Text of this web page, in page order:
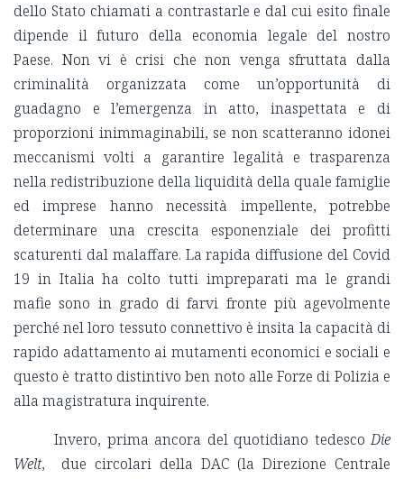
dello Stato chiamati a contrastarle e dal cui esito finale
dipende il futuro della economia legale del nostro
Paese. Non vi è crisi che non venga sfruttata dalla
criminalità organizzata come un’opportunità di
guadagno e l’emergenza in atto, inaspettata e di
proporzioni inimmaginabili, se non scatteranno idonei
meccanismi volti a garantire legalità e trasparenza
nella redistribuzione della liquidità della quale famiglie
ed imprese hanno necessità impellente, potrebbe
determinare una crescita esponenziale dei profitti
scaturenti dal malaffare. La rapida diffusione del Covid
19 in Italia ha colto tutti impreparati ma le grandi
mafie sono in grado di farvi fronte più agevolmente
perché nel loro tessuto connettivo è insita la capacità di
rapido adattamento ai mutamenti economici e sociali e
questo è tratto distintivo ben noto alle Forze di Polizia e
alla magistratura inquirente.
Invero, prima ancora del quotidiano tedescoDie
Welt, due circolari della DAC (la Direzione Centrale